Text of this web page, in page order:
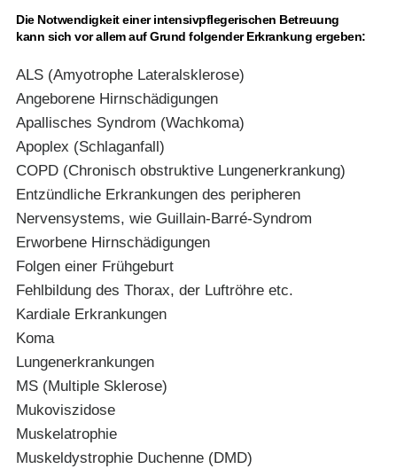
Die Notwendigkeit einer intensivpflegerischen Betreuung
kann sich vor allem auf Grund folgender Erkrankung ergeben:
ALS (Amyotrophe Lateralsklerose)
Angeborene Hirnschädigungen
Apallisches Syndrom (Wachkoma)
Apoplex (Schlaganfall)
COPD (Chronisch obstruktive Lungenerkrankung)
Entzündliche Erkrankungen des peripheren
Nervensystems, wie Guillain-Barré-Syndrom
Erworbene Hirnschädigungen
Folgen einer Frühgeburt
Fehlbildung des Thorax, der Luftröhre etc.
Kardiale Erkrankungen
Koma
Lungenerkrankungen
MS (Multiple Sklerose)
Mukoviszidose
Muskelatrophie
Muskeldystrophie Duchenne (DMD)